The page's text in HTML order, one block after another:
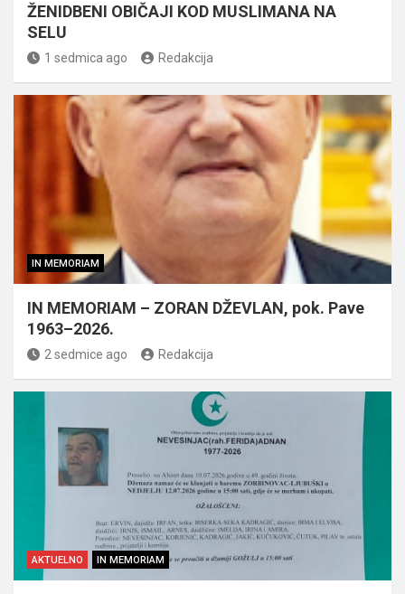
ŽENIDBENI OBIČAJI KOD MUSLIMANA NA
SELU
1 sedmica ago Redakcija
IN MEMORIAM
IN MEMORIAM – ZORAN DŽEVLAN, pok. Pave
1963–2026.
2 sedmice ago Redakcija
AKTUELNO IN MEMORIAM